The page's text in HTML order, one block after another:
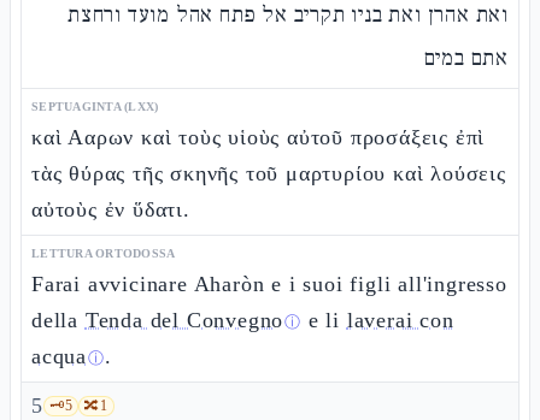
ואת אהרן ואת בניו תקריב אל פתח אהל מועד ורחצת
אתם במים
SEPTUAGINTA (LXX)
καὶ Ααρων καὶ τοὺς υἱοὺς αὐτοῦ προσάξεις ἐπὶ
τὰς θύρας τῆς σκηνῆς τοῦ μαρτυρίου καὶ λούσεις
αὐτοὺς ἐν ὕδατι.
LETTURA ORTODOSSA
Farai avvicinare Aharòn e i suoi figli all'ingresso
della Tenda del Convegnoⓘ e li laverai con
acquaⓘ.
5 🗝️5 🔀1